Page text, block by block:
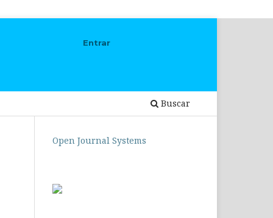
Buscar
Entrar
Open Journal Systems